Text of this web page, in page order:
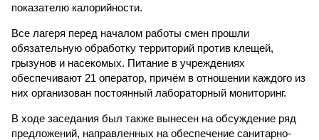
показателю калорийности.
Все лагеря перед началом работы смен прошли
обязательную обработку территорий против клещей,
грызунов и насекомых. Питание в учреждениях
обеспечивают 21 оператор, причём в отношении каждого из
них организован постоянный лабораторный мониторинг.
В ходе заседания был также вынесен на обсуждение ряд
предложений, направленных на обеспечение санитарно-